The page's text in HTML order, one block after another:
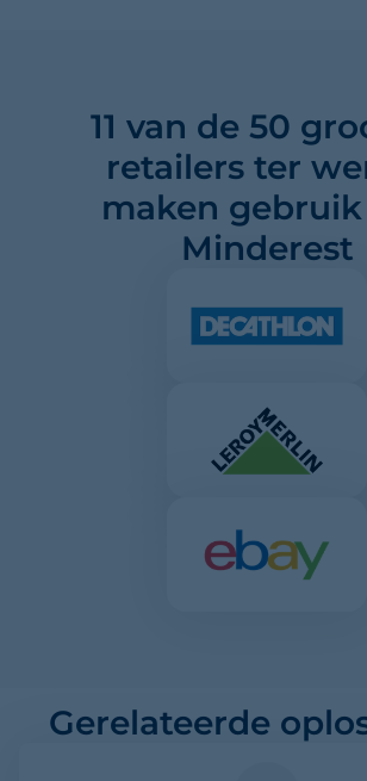
11 van de 50
retailers ter
maken gebruik
Minderest
Gerelateerde